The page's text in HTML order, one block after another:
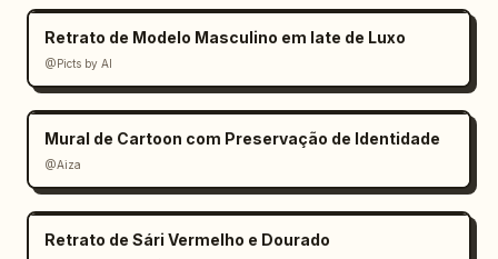
Retrato de Modelo Masculino em Iate de Luxo
@Picts by AI
Mural de Cartoon com Preservação de Identidade
@Aiza
Retrato de Sári Vermelho e Dourado